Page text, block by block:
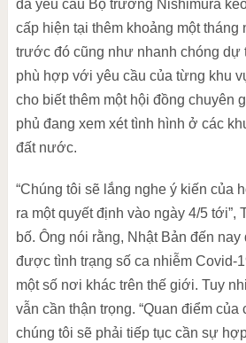
đã yêu cầu Bộ trưởng Nishimura
cấp hiện tại thêm khoảng một
trước đó cũng như nhanh chóng dự
phù hợp với yêu cầu của từng khu
cho biết thêm một hội đồng chuyên
phủ đang xem xét tình hình ở các
đất nước.
“Chúng tôi sẽ lắng nghe ý kiến của
ra một quyết định vào ngày 4/5 tới”,
bố. Ông nói rằng, Nhật Bản đến nay
được tình trạng số ca nhiễm Covid-
một số nơi khác trên thế giới. Tuy
vẫn cần thận trọng. “Quan điểm của
chúng tôi sẽ phải tiếp tục cần sự